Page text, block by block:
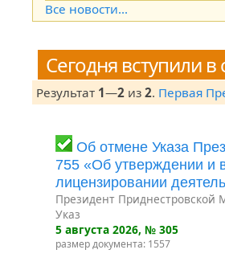
Все новости...
Сегодня вступили в
Результат 1—2 из 2. Первая
Об отмене Указа
755 «Об утверждении и
лицензировании
Президент Приднестровской
Указ
5 августа 2026, № 305
размер документа: 1557